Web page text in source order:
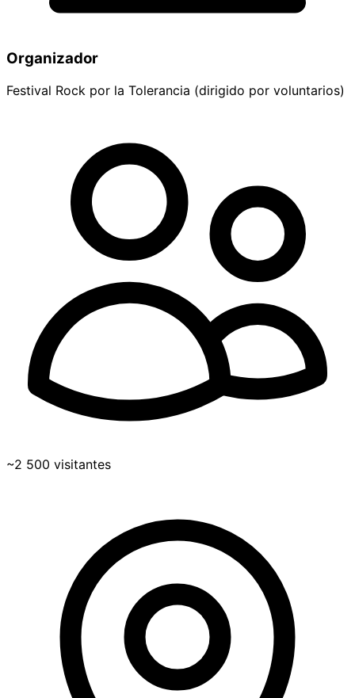
Organizador
Festival Rock por la Tolerancia (dirigido por voluntarios)
~2 500 visitantes